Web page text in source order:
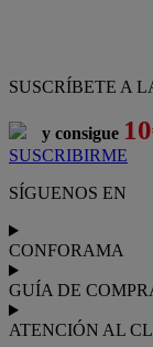
SUSCRÍBETE A
y consigue
SUSCRIBIRME
SÍGUENOS EN
CONFORAMA
GUÍA DE
ATENCIÓN AL